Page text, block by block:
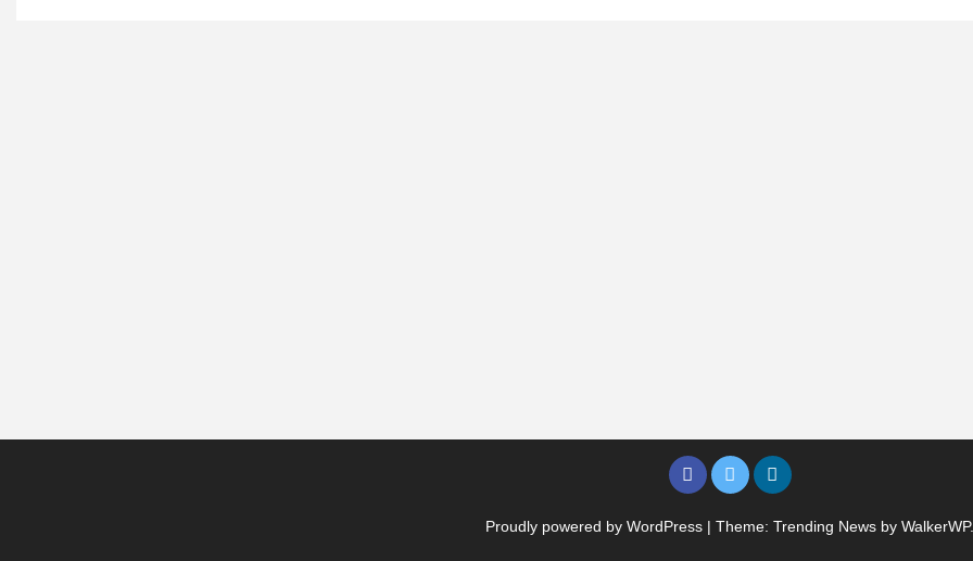
Proudly powered by WordPress | Theme: Trending News by WalkerWP.